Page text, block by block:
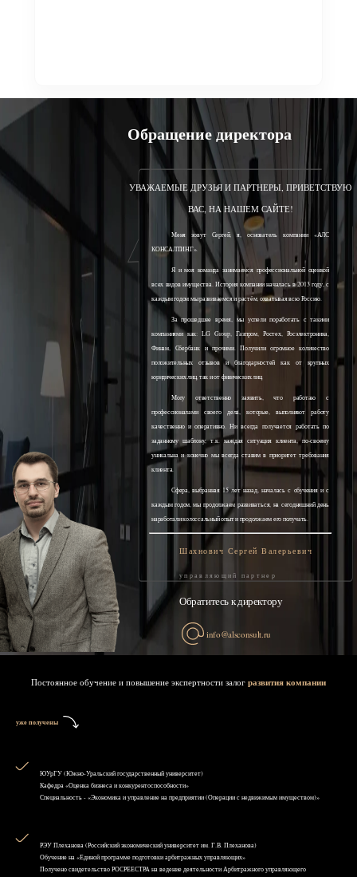
Обращение директора
УВАЖАЕМЫЕ ДРУЗЬЯ И ПАРТНЕРЫ, ПРИВЕТСТВУЮ
ВАС, НА НАШЕМ САЙТЕ!
Меня зовут Сергей, я, основатель компании «АЛС
КОНСАЛТИНГ».
Я и моя команда занимаемся профессиональной оценкой
всех видов имущества. История компании началась в 2013 году, с
каждым годом мы развиваемся и растём, охватывая всю Россию.
За прошедшее время, мы успели поработать с такими
компаниями как: LG Group, Газпром, Ростех, Росэлектроника,
Финам, Сбербанк и прочими. Получили огромное количество
положительных отзывов и благодарностей как от крупных
юридических лиц, так и от физических лиц.
Могу ответственно заявить, что работаю с
профессионалами своего дела, которые, выполняют работу
качественно и оперативно. Ни всегда получается работать по
заданному шаблону, т.к. каждая ситуация клиента, по-своему
уникальна и конечно мы всегда ставим в приоритет требования
клиента.
Сфера, выбранная 15 лет назад, началась с обучения и с
каждым годом, мы продолжаем развиваться, на сегодняшний день
наработали колоссальный опыт и продолжаем его получать.
Шахнович Сергей Валерьевич
управляющий партнер
Обратитесь к директору
info@alsconsult.ru
Постоянное обучение и повышение экспертности залог развития компании
уже получены
ЮУрГУ (Южно-Уральский государственный университет)
Кафедра «Оценка бизнеса и конкурентоспособности»
Специальность - «Экономика и управление на предприятии (Операции с недвижимым имуществом)»
РЭУ Плеханова (Российский экономический университет им. Г.В. Плеханова)
Обучение на «Единой программе подготовки арбитражных управляющих»
Получено свидетельство РОСРЕЕСТРА на ведение деятельности Арбитражного управляющего